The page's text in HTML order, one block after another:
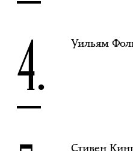
4. Уильям
Стивен